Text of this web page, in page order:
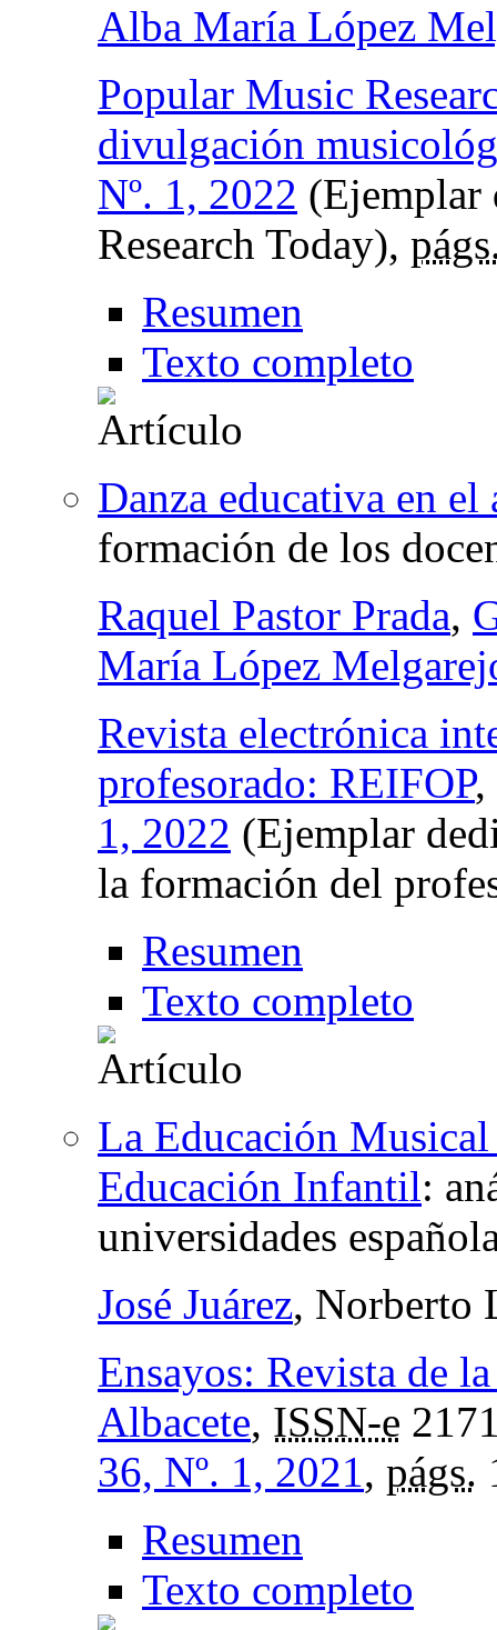
Alba María López
Popular Music
divulgación
Nº. 1, 2022 (Ejemplar
Research Today),
Resumen
Texto completo
Danza educativa en el
formación de los
Raquel Pastor Prada,
María López
Revista electrónica
profesorado: REIFOP,
1, 2022 (Ejemplar
la formación del
Resumen
Texto completo
La Educación
Educación Infantil:
universidades
José Juárez, Norberto
Ensayos: Revista de
Albacete, ISSN-e
36, Nº. 1, 2021, págs.
Resumen
Texto completo